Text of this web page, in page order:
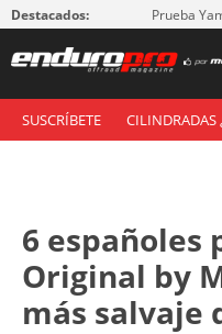
Destacados: Prueba
SUSCRÍBETE CILINDRADAS
6 españoles
Original by
más salvaje